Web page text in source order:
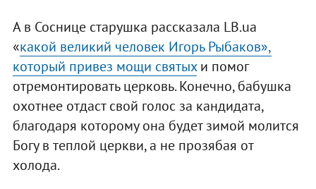
А в Соснице старушка рассказала LB.ua
«какой великий человек Игорь Рыбаков»,
который привез мощи святыхи помог
отремонтировать церковь. Конечно, бабушка
охотнее отдаст свой голос за кандидата,
благодаря которому она будет зимой молится
Богу в теплой церкви, а не прозябая от
холода.